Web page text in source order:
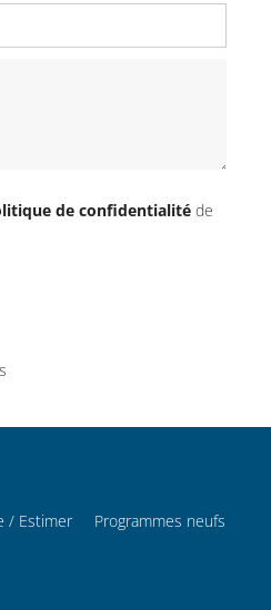
de confidentialité de
/ Estimer Programmes neufs